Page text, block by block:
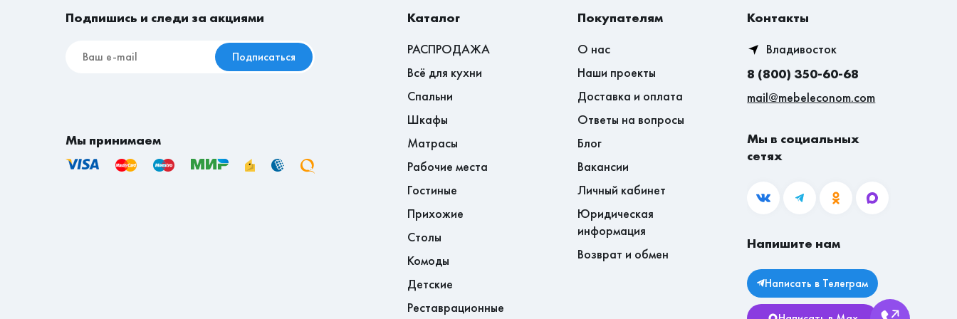
Подпишись и следи за акциями
Подписаться
Мы принимаем
Каталог
РАСПРОДАЖА
Всё для кухни
Спальни
Шкафы
Матрасы
Рабочие места
Гостиные
Прихожие
Столы
Комоды
Детские
Реставрационные
Покупателям
О нас
Наши проекты
Доставка и оплата
Ответы на вопросы
Блог
Вакансии
Личный кабинет
Юридическая
информация
Возврат и обмен
Контакты
Владивосток
8 (800) 350-60-68
mail@mebeleconom.com
Мы в социальных
сетях
Напишите нам
Написать в Телеграм